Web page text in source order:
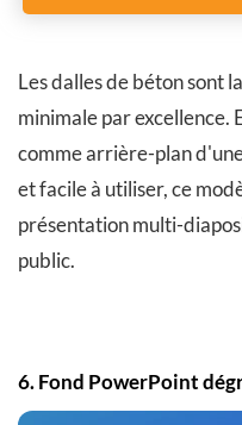
Les dalles de béton sont
minimale par excellence.
comme arrière-plan
et facile à utiliser, ce
présentation multi-
public.
6. Fond PowerPoint